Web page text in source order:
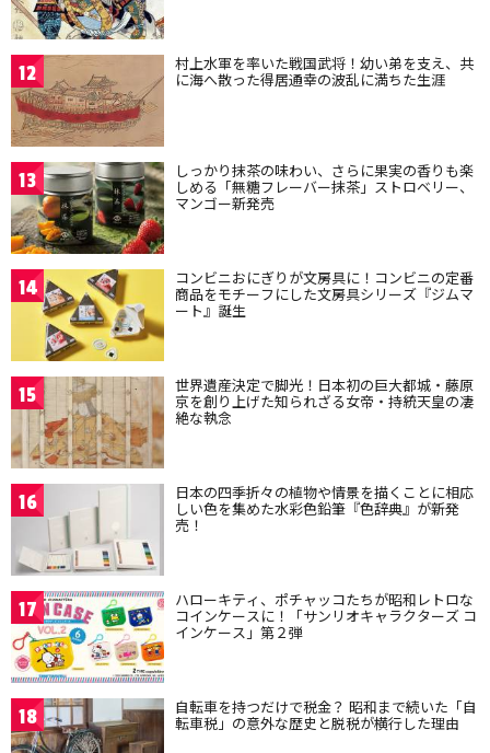
12 村上水軍を率いた戦国武将！幼い弟を支え、共
に海へ散った得居通幸の波乱に満ちた生涯
13 しっかり抹茶の味わい、さらに果実の香りも楽
しめる「無糖フレーバー抹茶」ストロベリー、
マンゴー新発売
14 コンビニおにぎりが文房具に！コンビニの定番
商品をモチーフにした文房具シリーズ『ジムマ
ート』誕生
15 世界遺産決定で脚光！日本初の巨大都城・藤原
京を創り上げた知られざる女帝・持統天皇の凄
絶な執念
16 日本の四季折々の植物や情景を描くことに相応
しい色を集めた水彩色鉛筆『色辞典』が新発
売！
17 ハローキティ、ポチャッコたちが昭和レトロな
コインケースに！「サンリオキャラクターズ コ
インケース」第２弾
18 自転車を持つだけで税金？ 昭和まで続いた「自
転車税」の意外な歴史と脱税が横行した理由